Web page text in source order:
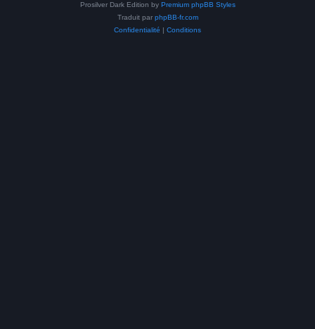
Prosilver Dark Edition by Premium phpBB Styles
Traduit par phpBB-fr.com
Confidentialité | Conditions